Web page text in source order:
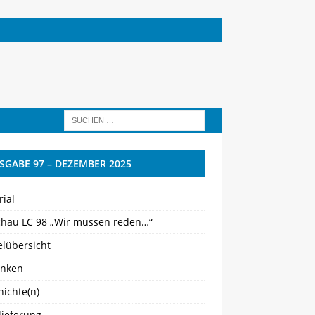
97 – DEZEMBER 2025
LC 98 „Wir müssen reden…“